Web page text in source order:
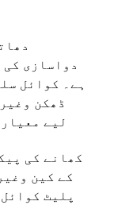
دواسازی
ہے۔ کوائل
ڈھکن
لیے
کھانے کی
کے کین
پلیٹ